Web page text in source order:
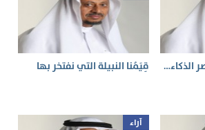
الذكاء… قِيَمُنا النبيلة التي نفتخر بها
آراء